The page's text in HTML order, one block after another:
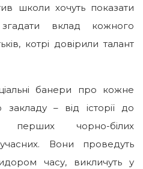
школи хочуть показати
вклад кожного
котрі довірили талант
банери про кожне
закладу – від історії до
перших чорно-білих
Вони проведуть
часу, викличуть у